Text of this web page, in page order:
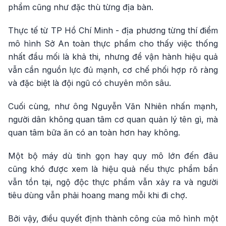
phẩm cũng như đặc thù từng địa bàn.
Thực tế từ TP Hồ Chí Minh - địa phương từng thí điểm
mô hình Sở An toàn thực phẩm cho thấy việc thống
nhất đầu mối là khả thi, nhưng để vận hành hiệu quả
vẫn cần nguồn lực đủ mạnh, cơ chế phối hợp rõ ràng
và đặc biệt là đội ngũ có chuyên môn sâu.
Cuối cùng, như ông Nguyễn Văn Nhiên nhấn mạnh,
người dân không quan tâm cơ quan quản lý tên gì, mà
quan tâm bữa ăn có an toàn hơn hay không.
Một bộ máy dù tinh gọn hay quy mô lớn đến đâu
cũng khó được xem là hiệu quả nếu thực phẩm bẩn
vẫn tồn tại, ngộ độc thực phẩm vẫn xảy ra và người
tiêu dùng vẫn phải hoang mang mỗi khi đi chợ.
Bởi vậy, điều quyết định thành công của mô hình một